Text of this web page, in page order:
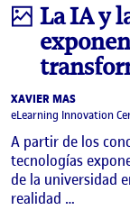
Infografía
La IA y
XAVIER MAS
eLearning Innovation
A partir de los
tecnologías
de la universidad
realidad …